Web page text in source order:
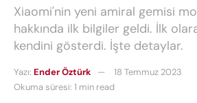
Xiaomi'nin yeni amiral gemisi
hakkında ilk bilgiler geldi. İlk
kendini gösterdi. İşte detaylar.
Yazı: Ender Öztürk
18 Temmuz 2023
Okuma süresi: 1 min read